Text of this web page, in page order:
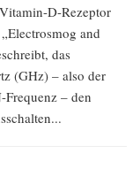
D-Rezeptor
and
das
(GHz) – also der
– den